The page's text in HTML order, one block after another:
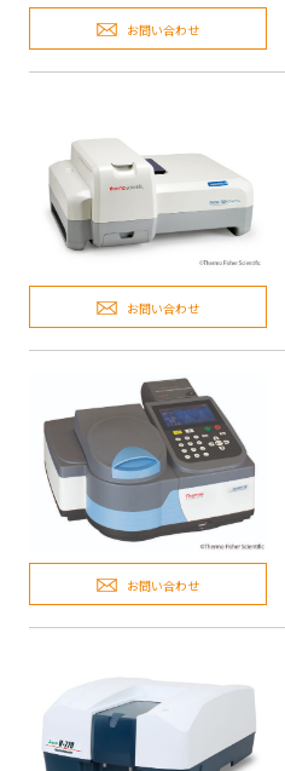
お問い合わせ
お問い合わせ
お問い合わせ